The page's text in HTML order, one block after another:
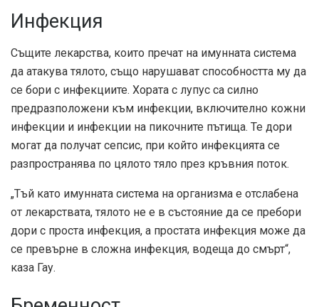
Инфекция
Същите лекарства, които пречат на имунната система
да атакува тялото, също нарушават способността му да
се бори с инфекциите. Хората с лупус са силно
предразположени към инфекции, включително кожни
инфекции и инфекции на пикочните пътища. Те дори
могат да получат сепсис, при който инфекцията се
разпространява по цялото тяло през кръвния поток.
„Тъй като имунната система на организма е отслабена
от лекарствата, тялото не е в състояние да се пребори
дори с проста инфекция, а простата инфекция може да
се превърне в сложна инфекция, водеща до смърт“,
каза Гау.